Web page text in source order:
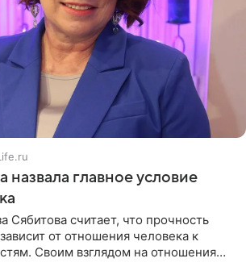
назвала главное условие
Сябитова считает, что прочность
от отношения человека к
Своим взглядом на отношения